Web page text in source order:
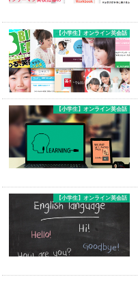
【小学生】オンライン英会話
【小学生】オンライン英会話
【小学生】オンライン英会話